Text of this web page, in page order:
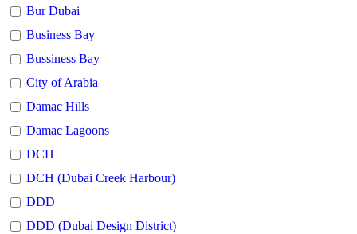
Bur Dubai
Business Bay
Bussiness Bay
City of Arabia
Damac Hills
Damac Lagoons
DCH
DCH (Dubai Creek Harbour)
DDD
DDD (Dubai Design District)